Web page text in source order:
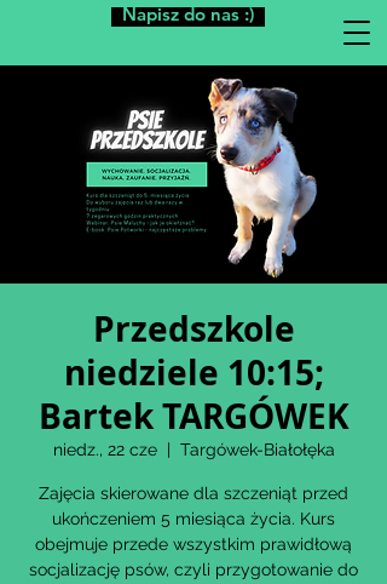
Napisz do nas :)
Przedszkole
niedziele 10:15;
Bartek TARGÓWEK
niedz., 22 cze
  |
Targówek-Białołęka
Zajęcia skierowane dla szczeniąt przed
ukończeniem 5 miesiąca życia. Kurs
obejmuje przede wszystkim prawidłową
socjalizację psów, czyli przygotowanie do